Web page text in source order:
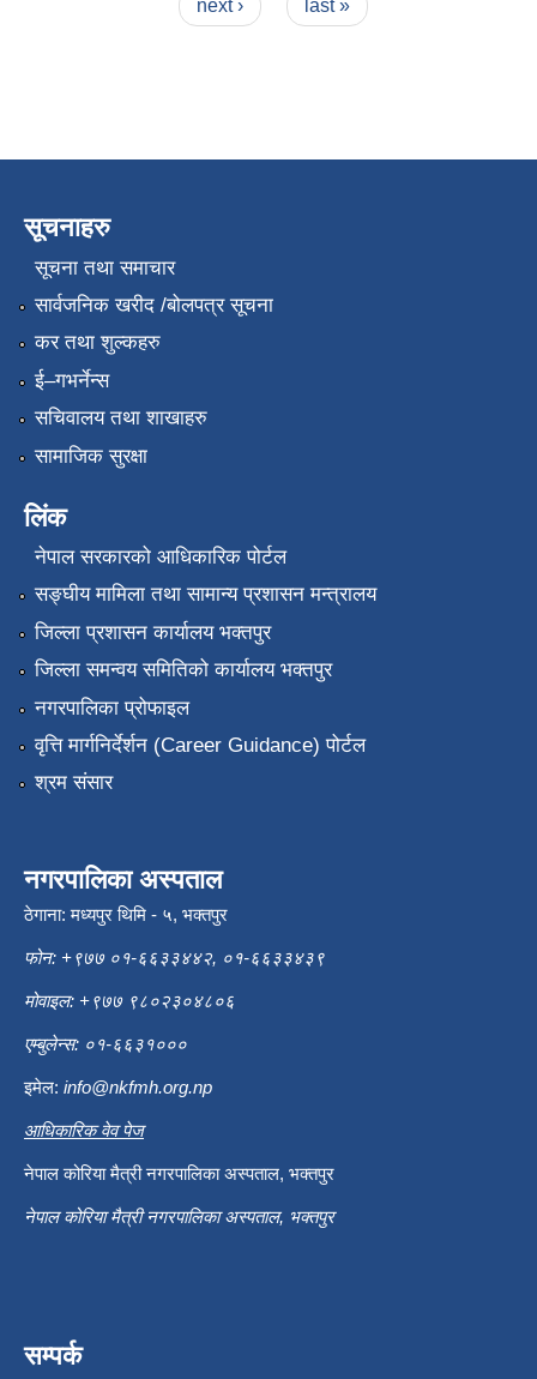
next › last »
सूचनाहरु
सूचना तथा समाचार
सार्वजनिक खरीद /बोलपत्र सूचना
कर तथा शुल्कहरु
ई–गभर्नेन्स
सचिवालय तथा शाखाहरु
सामाजिक सुरक्षा
लिंक
नेपाल सरकारको आधिकारिक पोर्टल
सङ्‍घीय मामिला तथा सामान्य प्रशासन मन्त्रालय
जिल्ला प्रशासन कार्यालय भक्तपुर
जिल्ला समन्वय समितिको कार्यालय भक्तपुर
नगरपालिका प्रोफाइल
वृत्ति मार्गनिर्देर्शन (Career Guidance) पोर्टल
श्रम संसार
नगरपालिका अस्पताल
ठेगाना: मध्यपुर थिमि - ५, भक्तपुर
फोन: +९७७ ०१-६६३३४४२, ०१-६६३३४३९
मोवाइल: +९७७ ९८०२३०४८०६
एम्बुलेन्स: ०१-६६३१०००
इमेल: info@nkfmh.org.np
आधिकारिक वेव पेज
नेपाल कोरिया मैत्री नगरपालिका अस्पताल, भक्तपुर
नेपाल कोरिया मैत्री नगरपालिका अस्पताल, भक्तपुर
सम्पर्क